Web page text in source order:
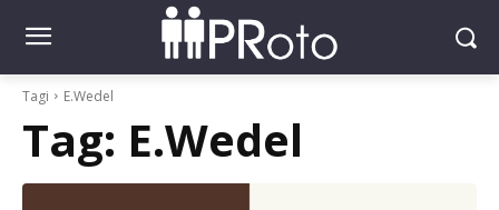
Tagi E.Wedel
Tag: E.Wedel